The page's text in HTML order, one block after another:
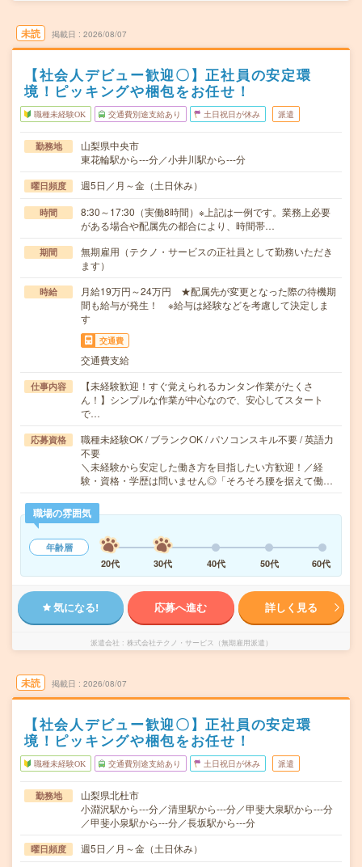
未読 掲載日 2026/08/07
【社会人デビュー歓迎〇】正社員の安定環
境！ピッキングや梱包をお任せ！
職種未経験OK 交通費別途支給あり 土日祝日が休み 派遣
勤務地
山梨県中央市
東花輪駅から---分／小井川駅から---分
曜日頻度 週5日／月～金（土日休み）
時間
8:30～17:30（実働8時間）※上記は一例です。業務上必要
がある場合や配属先の都合により、時間帯…
期間
無期雇用（テクノ・サービスの正社員として勤務いただき
ます）
時給
月給19万円～24万円 ★配属先が変更となった際の待機期
間も給与が発生！ ※給与は経験などを考慮して決定しま
す
交通費
交通費支給
仕事内容
【未経験歓迎！すぐ覚えられるカンタン作業がたくさ
ん！】シンプルな作業が中心なので、安心してスタート
で…
応募資格
職種未経験OK / ブランクOK / パソコンスキル不要 / 英語力
不要
＼未経験から安定した働き方を目指したい方歓迎！／経
験・資格・学歴は問いません◎「そろそろ腰を据えて働…
職場の雰囲気
年齢層
20代
30代 40代 50代 60代
気になる! 応募へ進む 詳しく見る
派遣会社 株式会社テクノ・サービス（無期雇用派遣）
未読 掲載日 2026/08/07
【社会人デビュー歓迎〇】正社員の安定環
境！ピッキングや梱包をお任せ！
職種未経験OK 交通費別途支給あり 土日祝日が休み 派遣
勤務地
山梨県北杜市
小淵沢駅から---分／清里駅から---分／甲斐大泉駅から---分
／甲斐小泉駅から---分／長坂駅から---分
曜日頻度 週5日／月～金（土日休み）